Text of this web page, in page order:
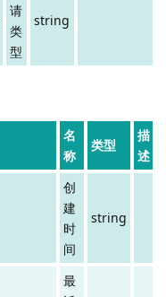
请
类
型
string
名
称
类型
描
述
创
建
时
间
string
最